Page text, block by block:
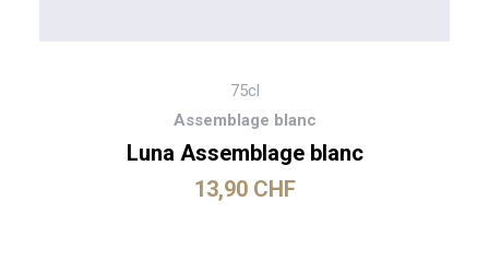
75cl
Assemblage blanc
Luna Assemblage blanc
13,90 CHF